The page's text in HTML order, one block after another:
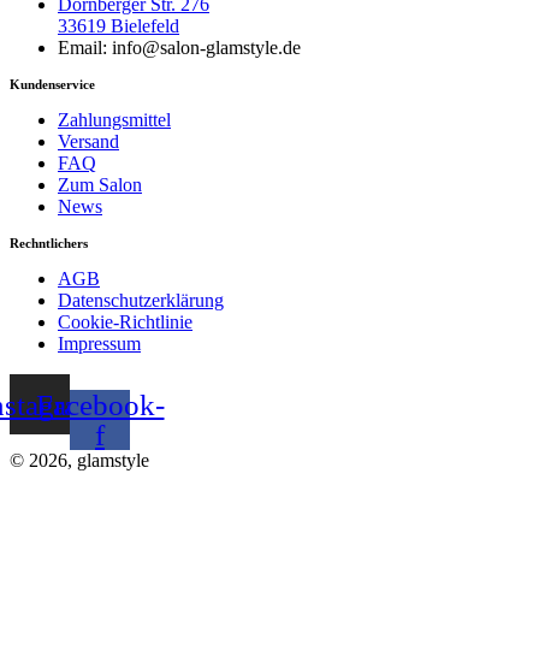
Dornberger Str. 276
33619 Bielefeld
Email: info@salon-glamstyle.de
Kundenservice
Zahlungsmittel
Versand
FAQ
Zum Salon
News
Rechntlichers
AGB
Datenschutzerklärung
Cookie-Richtlinie
Impressum
Facebook-
f
© 2026, glamstyle